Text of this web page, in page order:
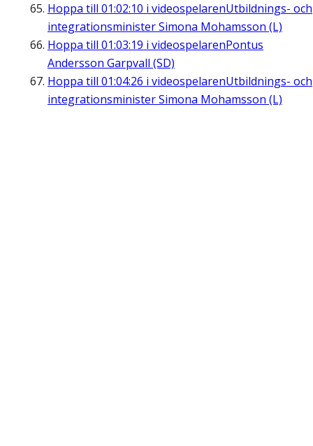
Hoppa till 01:02:10 i videospelarenUtbildnings- och
integrationsminister Simona Mohamsson (L)
Hoppa till 01:03:19 i videospelarenPontus
Andersson Garpvall (SD)
Hoppa till 01:04:26 i videospelarenUtbildnings- och
integrationsminister Simona Mohamsson (L)